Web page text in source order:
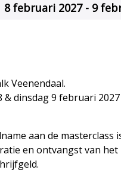
8 februari 2027 - 9
Veenendaal.
& dinsdag 9 februari 2027
aan de masterclass
en ontvangst van het